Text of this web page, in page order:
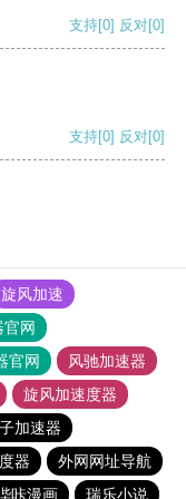
支持[0] 反对[0]
支持[0] 反对[0]
旋风加速
官网
官网
风驰加速器
旋风加速度器
加速器
器
外网网址导航
咔漫画 瑞乐小说